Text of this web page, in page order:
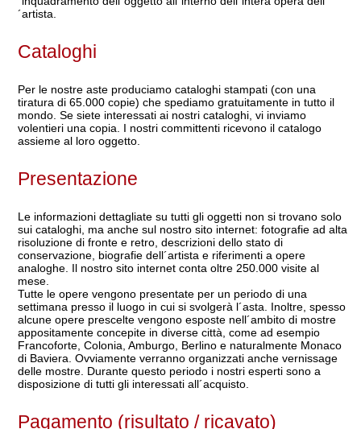
´artista.
Cataloghi
Per le nostre aste produciamo cataloghi stampati (con una
tiratura di 65.000 copie) che spediamo gratuitamente in tutto il
mondo. Se siete interessati ai nostri cataloghi, vi inviamo
volentieri una copia. I nostri committenti ricevono il catalogo
assieme al loro oggetto.
Presentazione
Le informazioni dettagliate su tutti gli oggetti non si trovano solo
sui cataloghi, ma anche sul nostro sito internet: fotografie ad alta
risoluzione di fronte e retro, descrizioni dello stato di
conservazione, biografie dell´artista e riferimenti a opere
analoghe. Il nostro sito internet conta oltre 250.000 visite al
mese.
Tutte le opere vengono presentate per un periodo di una
settimana presso il luogo in cui si svolgerà l´asta. Inoltre, spesso
alcune opere prescelte vengono esposte nell´ambito di mostre
appositamente concepite in diverse città, come ad esempio
Francoforte, Colonia, Amburgo, Berlino e naturalmente Monaco
di Baviera. Ovviamente verranno organizzati anche vernissage
delle mostre. Durante questo periodo i nostri esperti sono a
disposizione di tutti gli interessati all´acquisto.
Pagamento (risultato / ricavato)